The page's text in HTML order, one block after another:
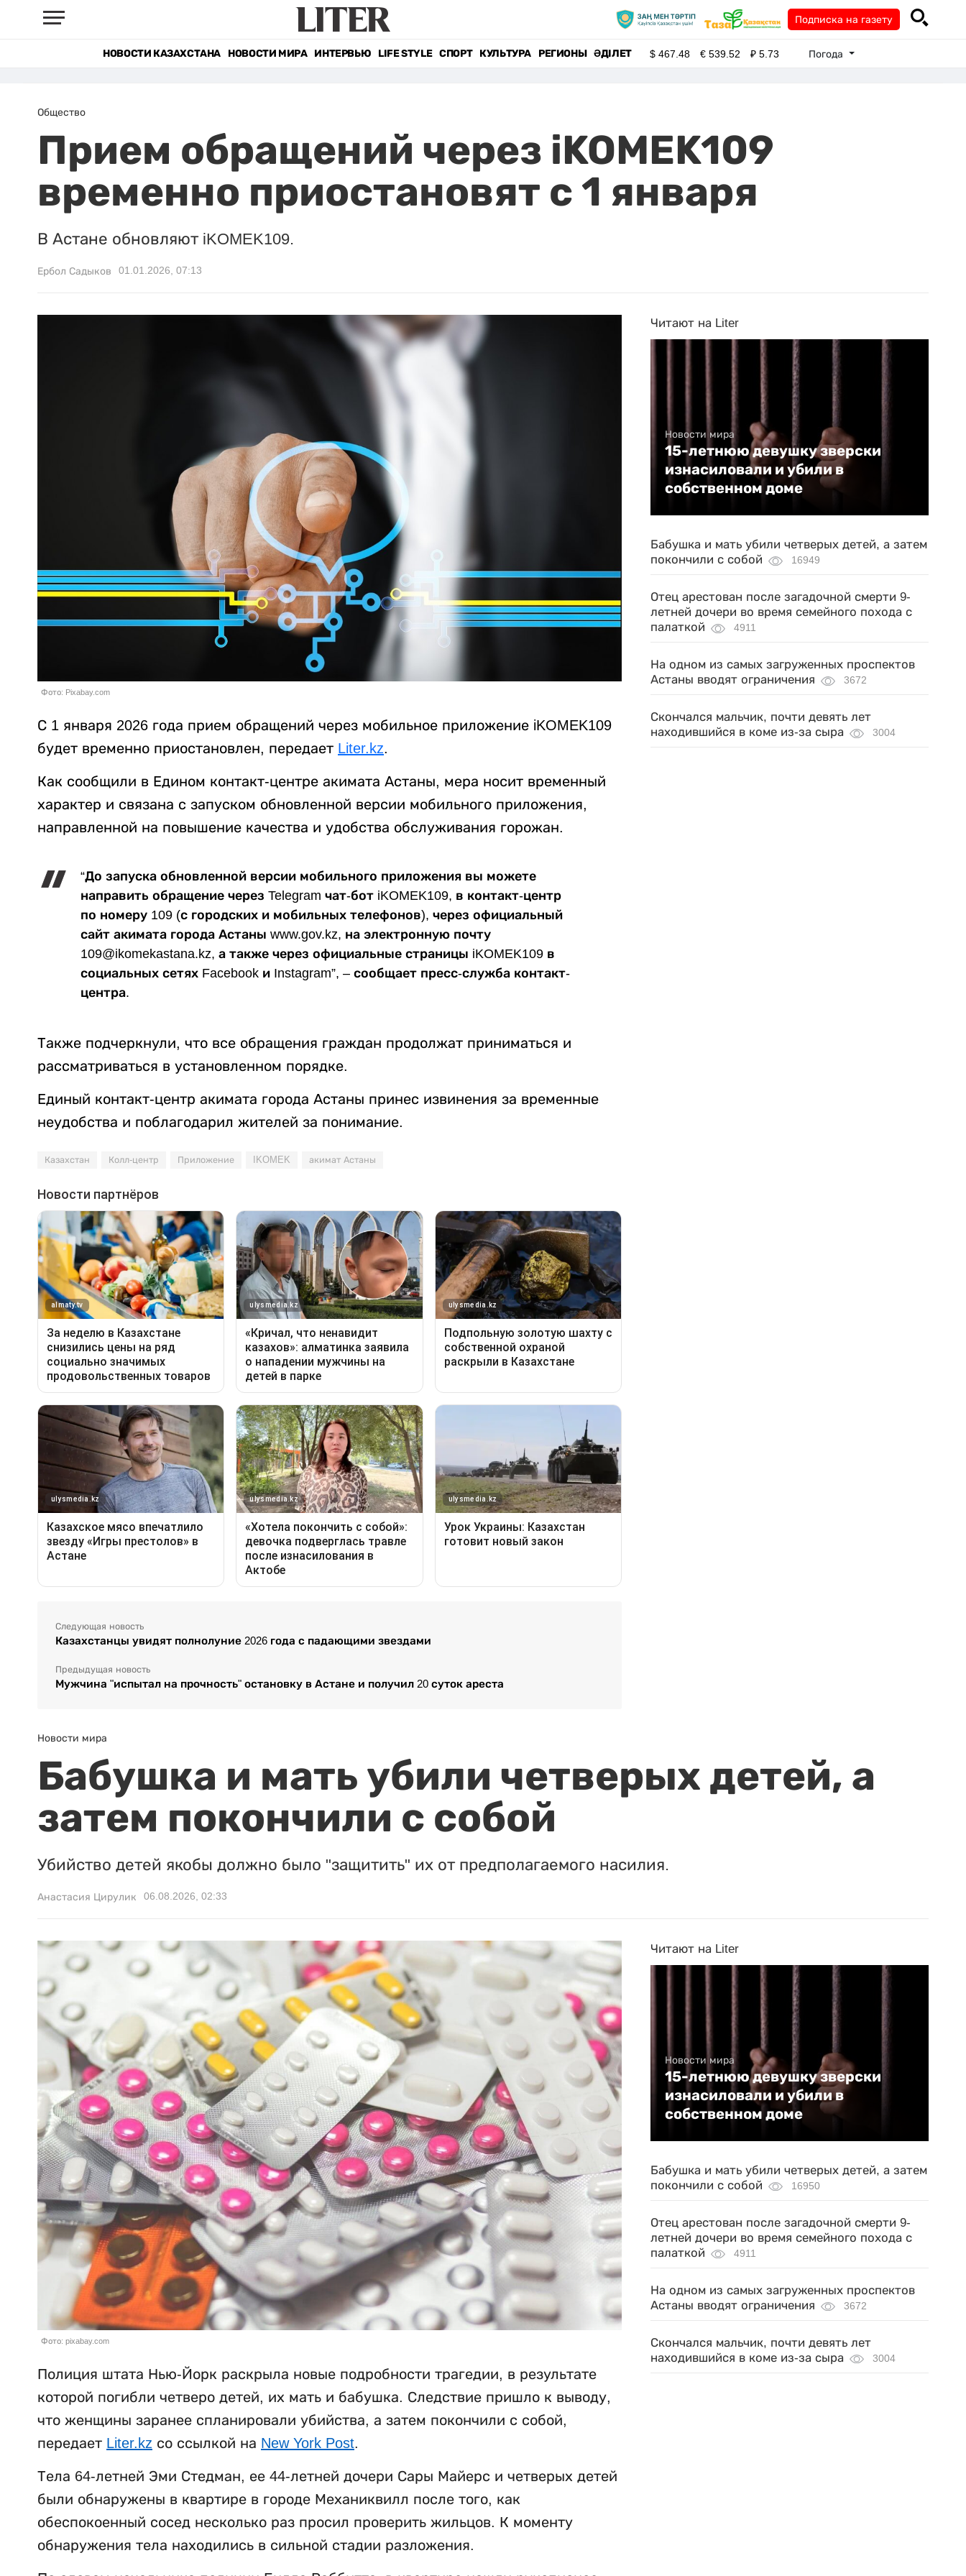
Подписка на газету
НОВОСТИ КАЗАХСТАНА НОВОСТИ МИРА ИНТЕРВЬЮ LIFE STYLE СПОРТ КУЛЬТУРА РЕГИОНЫ ӘДІЛЕТ $467.48 €539.52 ₽5.73 Погода
Общество
Прием обращений через iKOMEK109
временно приостановят с 1 января
В Астане обновляют iKOMEK109.
Ербол Садыков 01.01.2026, 07:13
Фото: Pixabay.com
С 1 января 2026 года прием обращений через мобильное приложение iKOMEK109
будет временно приостановлен, передает Liter.kz.
Как сообщили в Едином контакт-центре акимата Астаны, мера носит временный
характер и связана с запуском обновленной версии мобильного приложения,
направленной на повышение качества и удобства обслуживания горожан.
“До запуска обновленной версии мобильного приложения вы можете
направить обращение через Telegram чат-бот iKOMEK109, в контакт-центр
по номеру 109 (с городских и мобильных телефонов), через официальный
сайт акимата города Астаны www.gov.kz, на электронную почту
109@ikomekastana.kz, а также через официальные страницы iKOMEK109 в
социальных сетях Facebook и Instagram”, – сообщает пресс-служба контакт-
центра.
Также подчеркнули, что все обращения граждан продолжат приниматься и
рассматриваться в установленном порядке.
Единый контакт-центр акимата города Астаны принес извинения за временные
неудобства и поблагодарил жителей за понимание.
Казахстан Колл-центр Приложение IKOMEK акимат Астаны
Следующая новость
Казахстанцы увидят полнолуние 2026 года с падающими звездами
Предыдущая новость
Мужчина "испытал на прочность" остановку в Астане и получил 20 суток ареста
Читают на Liter
Новости мира
15-летнюю девушку зверски
изнасиловали и убили в
собственном доме
Бабушка и мать убили четверых детей, а затем
покончили с собой
16949
Отец арестован после загадочной смерти 9-
летней дочери во время семейного похода с
палаткой
4911
На одном из самых загруженных проспектов
Астаны вводят ограничения
3672
Скончался мальчик, почти девять лет
находившийся в коме из-за сыра
3004
Новости мира
Бабушка и мать убили четверых детей, а
затем покончили с собой
Убийство детей якобы должно было "защитить" их от предполагаемого насилия.
Анастасия Цирулик 06.08.2026, 02:33
Фото: pixabay.com
Полиция штата Нью-Йорк раскрыла новые подробности трагедии, в результате
которой погибли четверо детей, их мать и бабушка. Следствие пришло к выводу,
что женщины заранее спланировали убийства, а затем покончили с собой,
передает Liter.kz со ссылкой на New York Post.
Тела 64-летней Эми Стедман, ее 44-летней дочери Сары Майерс и четверых детей
были обнаружены в квартире в городе Механиквилл после того, как
обеспокоенный сосед несколько раз просил проверить жильцов. К моменту
обнаружения тела находились в сильной стадии разложения.
Читают на Liter
Новости мира
15-летнюю девушку зверски
изнасиловали и убили в
собственном доме
Бабушка и мать убили четверых детей, а затем
покончили с собой
16950
Отец арестован после загадочной смерти 9-
летней дочери во время семейного похода с
палаткой
4911
На одном из самых загруженных проспектов
Астаны вводят ограничения
3672
Скончался мальчик, почти девять лет
находившийся в коме из-за сыра
3004